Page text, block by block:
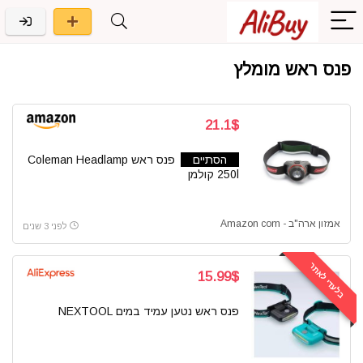
פנס ראש מומלץ
21.1$
הסתיים
פנס ראש Coleman Headlamp
250l קולמן
אמזון ארה"ב - Amazon com לפני 3 שנים
בלעדי לאתר 15.99$
פנס ראש נטען עמיד במים NEXTOOL